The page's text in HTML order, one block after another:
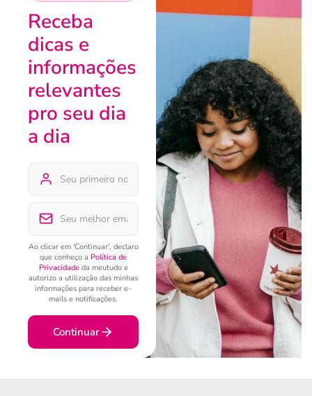
Receba
dicas e
informações
relevantes
pro seu dia
a dia
Ao clicar em 'Continuar', declaro
que conheço a Política de
Privacidadeda meutudo e
autorizo a utilização das minhas
informações para receber e-
mails e notificações.
Continuar